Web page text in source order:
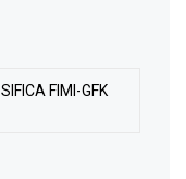
FIMI-GFK